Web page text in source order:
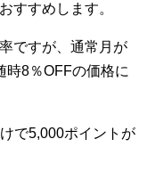
すすめします。
ですが、通常月が
時8％OFFの価格に
で5,000ポイントが